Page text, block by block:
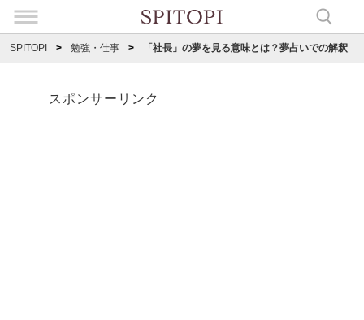
SPITOPI 勉強・仕事 「社長」の夢を見る意味とは？夢占いでの解釈
スポンサーリンク